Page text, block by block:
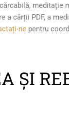
meditație
a cărții PDF, a
ne pentru
ȘI